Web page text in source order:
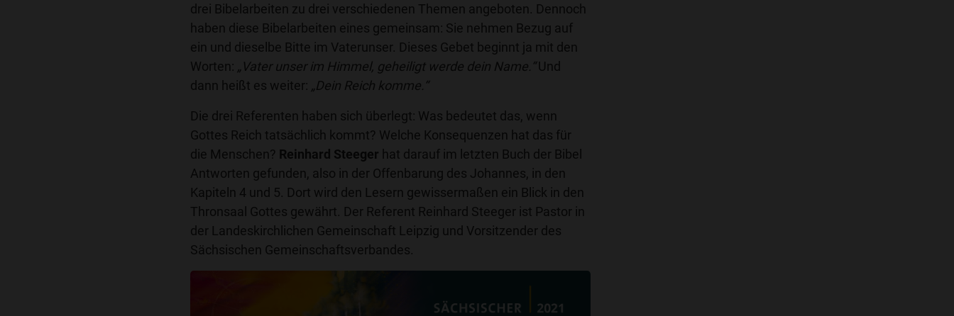
drei Bibelarbeiten zu drei verschiedenen Themen angeboten. Dennoch
haben diese Bibelarbeiten eines gemeinsam: Sie nehmen Bezug auf
ein und dieselbe Bitte im Vaterunser. Dieses Gebet beginnt ja mit den
Worten: „Vater unser im Himmel, geheiligt werde dein Name.“Und
dann heißt es weiter: „Dein Reich komme.“
Die drei Referenten haben sich überlegt: Was bedeutet das, wenn
Gottes Reich tatsächlich kommt? Welche Konsequenzen hat das für
die Menschen? Reinhard Steeger hat darauf im letzten Buch der Bibel
Antworten gefunden, also in der Offenbarung des Johannes, in den
Kapiteln 4 und 5. Dort wird den Lesern gewissermaßen ein Blick in den
Thronsaal Gottes gewährt. Der Referent Reinhard Steeger ist Pastor in
der Landeskirchlichen Gemeinschaft Leipzig und Vorsitzender des
Sächsischen Gemeinschaftsverbandes.